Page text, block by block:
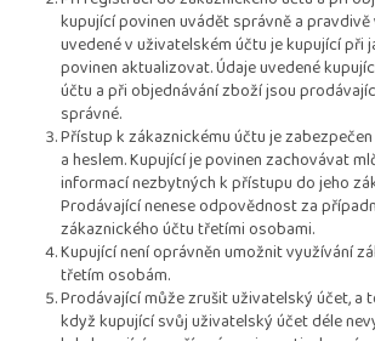
kupující povinen uvádět správně a pravdivě
uvedené v uživatelském účtu je kupující při
povinen aktualizovat. Údaje uvedené
účtu a při objednávání zboží jsou
správné.
Přístup k zákaznickému účtu je
a heslem. Kupující je povinen zachovávat
informací nezbytných k přístupu do jeho
Prodávající nenese odpovědnost za
zákaznického účtu třetími osobami.
Kupující není oprávněn umožnit využívání
třetím osobám.
Prodávající může zrušit uživatelský účet, a
když kupující svůj uživatelský účet déle